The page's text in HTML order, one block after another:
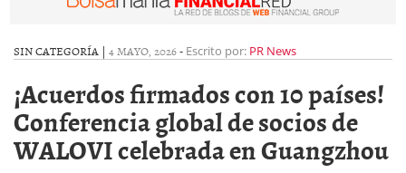
SIN CATEGORÍA | 4 MAYO, 2026- Escrito por: PR News
¡Acuerdos firmados con 10 países!
Conferencia global de socios de
WALOVI celebrada en Guangzhou